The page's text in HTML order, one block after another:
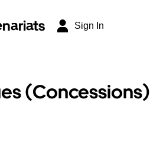
Sign In
(Concessions)